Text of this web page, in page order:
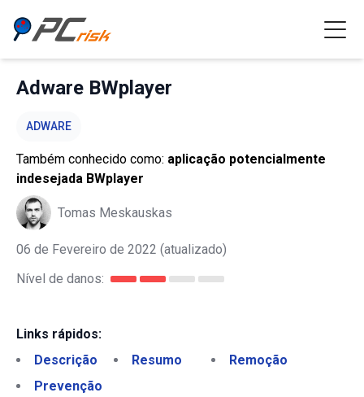
Adware BWplayer
ADWARE
Também conhecido como: aplicação potencialmente
indesejada BWplayer
Tomas Meskauskas
06 de Fevereiro de 2022 (atualizado)
Nível de danos:
Links rápidos:
Descrição
Resumo
Remoção
Prevenção